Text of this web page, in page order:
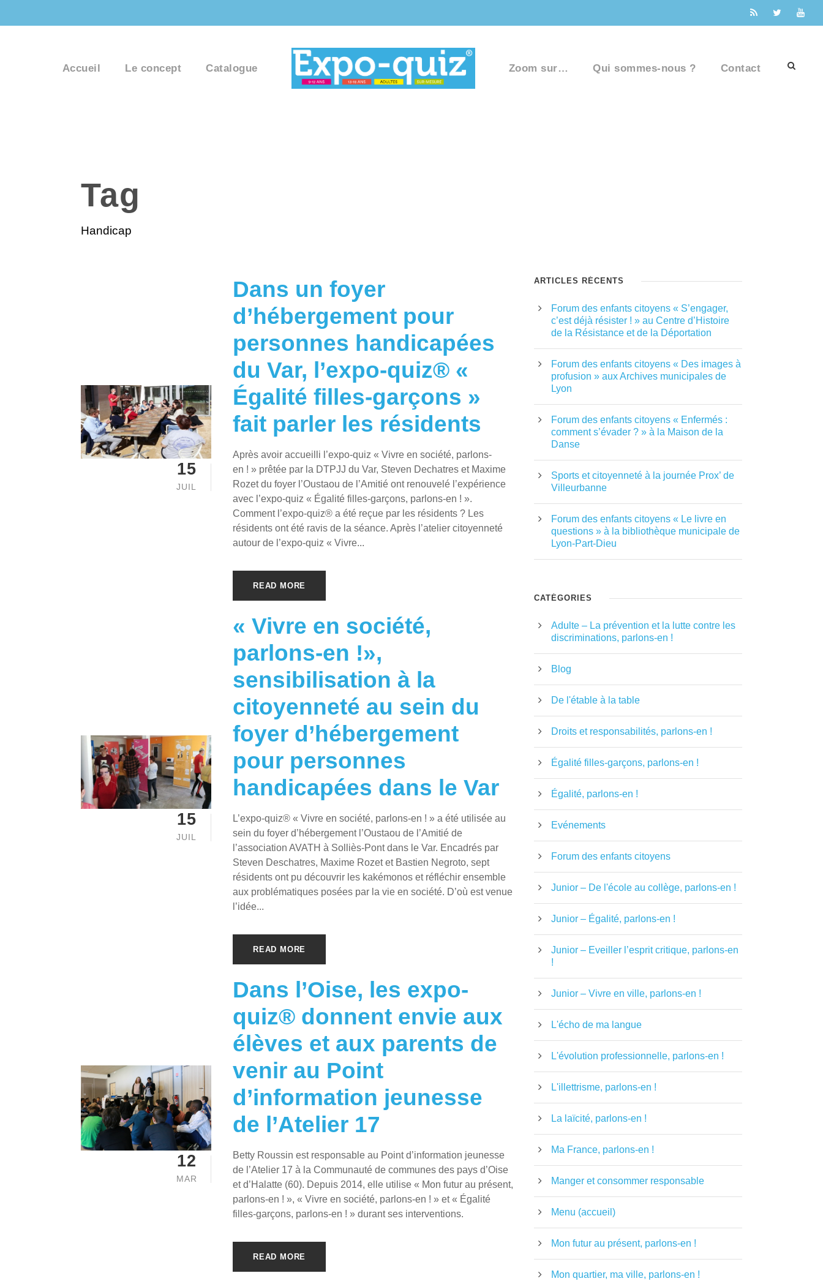
Accueil Le concept Catalogue Zoom sur… Qui sommes-nous ? Contact
Tag
Handicap
15
JUIL
Dans un foyer
d’hébergement pour
personnes handicapées
du Var, l’expo-quiz® «
Égalité filles-garçons »
fait parler les résidents
Après avoir accueilli l’expo-quiz « Vivre en société, parlons-
en ! » prêtée par la DTPJJ du Var, Steven Dechatres et Maxime
Rozet du foyer l’Oustaou de l’Amitié ont renouvelé l’expérience
avec l’expo-quiz « Égalité filles-garçons, parlons-en ! ».
Comment l’expo-quiz® a été reçue par les résidents ? Les
résidents ont été ravis de la séance. Après l’atelier citoyenneté
autour de l’expo-quiz « Vivre...
READ MORE
15
JUIL
« Vivre en société,
parlons-en !»,
sensibilisation à la
citoyenneté au sein du
foyer d’hébergement
pour personnes
handicapées dans le Var
L’expo-quiz® « Vivre en société, parlons-en ! » a été utilisée au
sein du foyer d’hébergement l’Oustaou de l’Amitié de
l’association AVATH à Solliès-Pont dans le Var. Encadrés par
Steven Deschatres, Maxime Rozet et Bastien Negroto, sept
résidents ont pu découvrir les kakémonos et réfléchir ensemble
aux problématiques posées par la vie en société. D’où est venue
l’idée...
READ MORE
12
MAR
Dans l’Oise, les expo-
quiz® donnent envie aux
élèves et aux parents de
venir au Point
d’information jeunesse
de l’Atelier 17
Betty Roussin est responsable au Point d’information jeunesse
de l’Atelier 17 à la Communauté de communes des pays d’Oise
et d’Halatte (60). Depuis 2014, elle utilise « Mon futur au présent,
parlons-en ! », « Vivre en société, parlons-en ! » et « Égalité
filles-garçons, parlons-en ! » durant ses interventions.
READ MORE
ARTICLES RÉCENTS
Forum des enfants citoyens « S’engager,
c’est déjà résister ! » au Centre d’Histoire
de la Résistance et de la Déportation
Forum des enfants citoyens « Des images à
profusion » aux Archives municipales de
Lyon
Forum des enfants citoyens « Enfermés :
comment s’évader ? » à la Maison de la
Danse
Sports et citoyenneté à la journée Prox’ de
Villeurbanne
Forum des enfants citoyens « Le livre en
questions » à la bibliothèque municipale de
Lyon-Part-Dieu
CATÉGORIES
Adulte – La prévention et la lutte contre les
discriminations, parlons-en !
Blog
De l'étable à la table
Droits et responsabilités, parlons-en !
Égalité filles-garçons, parlons-en !
Égalité, parlons-en !
Evénements
Forum des enfants citoyens
Junior – De l'école au collège, parlons-en !
Junior – Égalité, parlons-en !
Junior – Eveiller l’esprit critique, parlons-en
!
Junior – Vivre en ville, parlons-en !
L'écho de ma langue
L'évolution professionnelle, parlons-en !
L'illettrisme, parlons-en !
La laïcité, parlons-en !
Ma France, parlons-en !
Manger et consommer responsable
Menu (accueil)
Mon futur au présent, parlons-en !
Mon quartier, ma ville, parlons-en !